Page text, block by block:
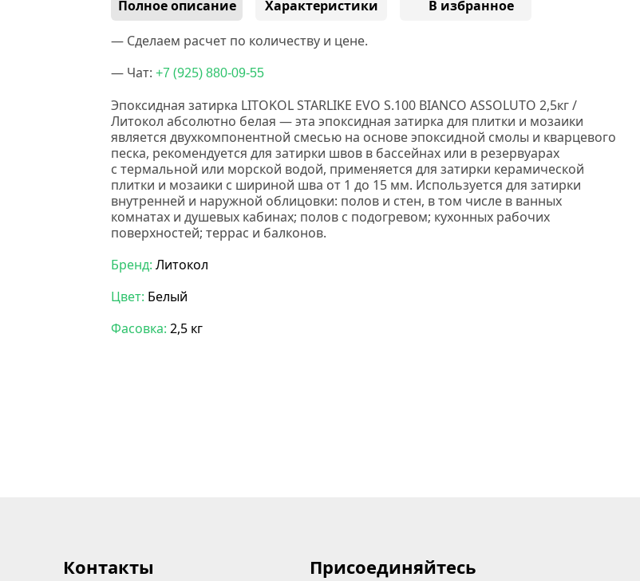
Полное описание Характеристики
В избранное
— Сделаем расчет по количеству и цене.
— Чат: +7 (925) 880-09-55
Эпоксидная затирка LITOKOL STARLIKE EVO S.100 BIANCO ASSOLUTO 2,5кг /
Литокол абсолютно белая — эта эпоксидная затирка для плитки и мозаики
является двухкомпонентной смесью на основе эпоксидной смолы и кварцевого
песка, рекомендуется для затирки швов в бассейнах или в резервуарах
с термальной или морской водой, применяется для затирки керамической
плитки и мозаики с шириной шва от 1 до 15 мм. Используется для затирки
внутренней и наружной облицовки: полов и стен, в том числе в ванных
комнатах и душевых кабинах; полов с подогревом; кухонных рабочих
поверхностей; террас и балконов.
Бренд: Литокол
Цвет: Белый
Фасовка: 2,5 кг
Контакты Присоединяйтесь